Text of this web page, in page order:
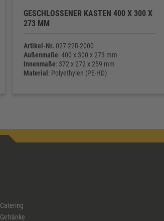
GESCHLOSSENER KASTEN 400 X 300 X
273 MM
Artikel-Nr. 027-22R-2000
Außenmaße: 400 x 300 x 273 mm
Innenmaße: 372 x 272 x 259 mm
Material : Polyethylen (PE-HD)
Catering
Getränke